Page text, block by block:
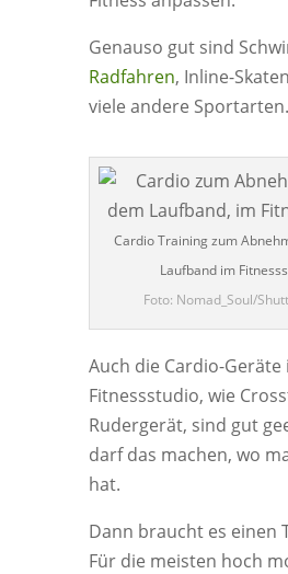
Genauso gut sind
Radfahren, Inline-
viele andere Sportarten.
Cardio Training zum
Laufband im
Foto: Nomad_Soul/
Auch die Cardio-Geräte
Fitnessstudio, wie
Rudergerät, sind gut
darf das machen, wo
hat.
Dann braucht es einen
Für die meisten hoch